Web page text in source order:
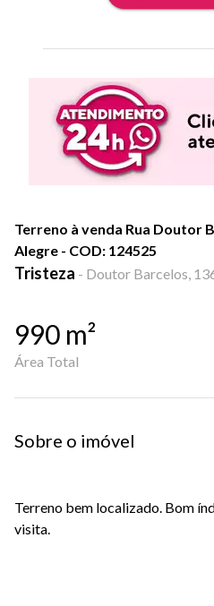
Terreno à venda Rua Doutor
Alegre - COD: 124525
Tristeza - Doutor Barcelos,
990 m²
Área Total
Sobre o imóvel
Terreno bem localizado. Bom
visita.